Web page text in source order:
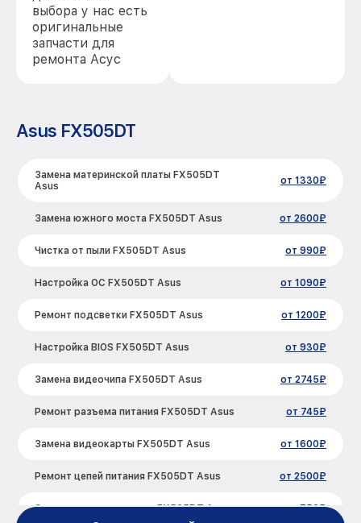
выбора у нас есть
оригинальные
запчасти для
ремонта Асус
Asus FX505DT
Замена материнской платы FX505DT
Asus
от 1330₽
Замена южного моста FX505DT Asus от 2600₽
Чистка от пыли FX505DT Asus от 990₽
Настройка ОС FX505DT Asus от 1090₽
Ремонт подсветки FX505DT Asus от 1200₽
Настройка BIOS FX505DT Asus от 930₽
Замена видеочипа FX505DT Asus от 2745₽
Ремонт разъема питания FX505DT Asus от 745₽
Замена видеокарты FX505DT Asus от 1600₽
Ремонт цепей питания FX505DT Asus от 2500₽
Замена жесткого диска FX505DT Asus от 750₽